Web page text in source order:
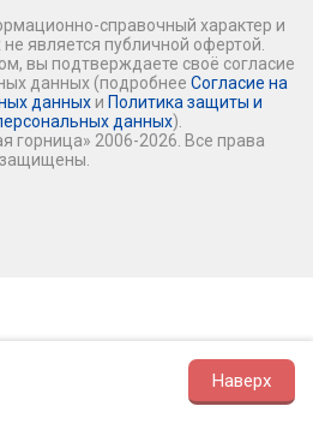
Наверх
справочный характер и
является публичной офертой.
вы подтверждаете своё согласие
данных (подробнее Согласие на
данных и Политика защиты и
данных).
горница» 2006-2026. Все права
защищены.